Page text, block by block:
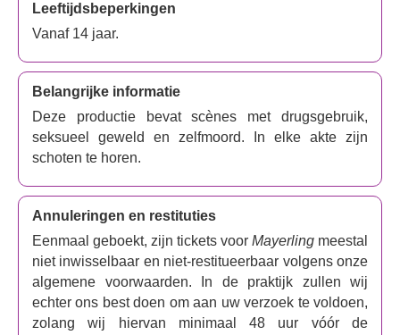
Leeftijdsbeperkingen
Vanaf 14 jaar.
Belangrijke informatie
Deze productie bevat scènes met drugsgebruik,
seksueel geweld en zelfmoord. In elke akte zijn
schoten te horen.
Annuleringen en restituties
Eenmaal geboekt, zijn tickets voor Mayerling meestal
niet inwisselbaar en niet-restitueerbaar volgens onze
algemene voorwaarden. In de praktijk zullen wij
echter ons best doen om aan uw verzoek te voldoen,
zolang wij hiervan minimaal 48 uur vóór de